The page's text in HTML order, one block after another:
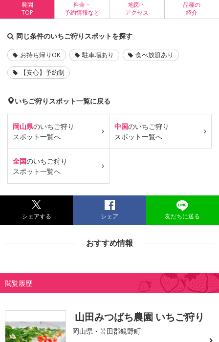
農園
TOP
料金・
予約情報など
地図・
アクセス
品種の
紹介
同じ条件のいちご狩りスポットを探す
お持ち帰りOK 駐車場あり
食べ放題あり
【安心】予約制
いちご狩りスポット一覧に戻る
岡山県のいちご狩り
スポット一覧へ
中国のいちご狩り
スポット一覧へ
全国のいちご狩り
スポット一覧へ
シェアする シェア 友だちに送る
おすすめ情報
閲覧履歴
山田みつばち農園 いちご狩り
岡山県・苫田郡鏡野町